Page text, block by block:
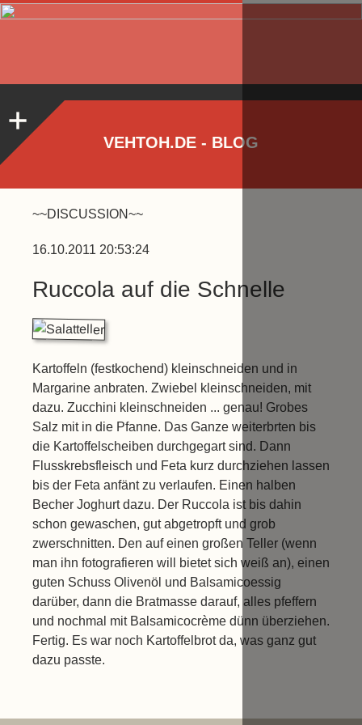
VEHTOH.DE - BLOG
~~DISCUSSION~~
16.10.2011 20:53:24
Ruccola auf die Schnelle
Kartoffeln (festkochend) kleinschneiden und in
Margarine anbraten. Zwiebel kleinschneiden, mit
dazu. Zucchini kleinschneiden ... genau! Grobes
Salz mit in die Pfanne. Das Ganze weiterbrten bis
die Kartoffelscheiben durchgegart sind. Dann
Flusskrebsfleisch und Feta kurz durchziehen lassen
bis der Feta anfänt zu verlaufen. Einen halben
Becher Joghurt dazu. Der Ruccola ist bis dahin
schon gewaschen, gut abgetropft und grob
zwerschnitten. Den auf einen großen Teller (wenn
man ihn fotografieren will bietet sich weiß an), einen
guten Schuss Olivenöl und Balsamicoessig
darüber, dann die Bratmasse darauf, alles pfeffern
und nochmal mit Balsamicocrème dünn überziehen.
Fertig. Es war noch Kartoffelbrot da, was ganz gut
dazu passte.